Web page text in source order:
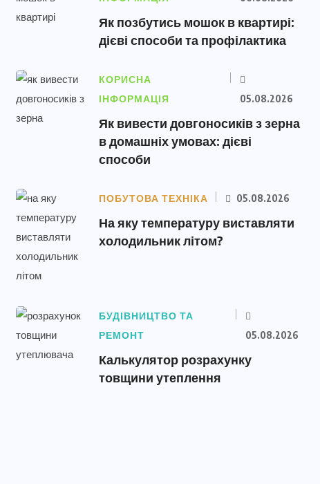
Як позбутись мошок в квартирі:
дієві способи та профілактика
КОРИСНА
ІНФОРМАЦІЯ
05.08.2026
Як вивести довгоносиків з зерна
в домашніх умовах: дієві
способи
ПОБУТОВА ТЕХНІКА 05.08.2026
На яку температуру виставляти
холодильник літом?
БУДІВНИЦТВО ТА
РЕМОНТ
05.08.2026
Калькулятор розрахунку
товщини утеплення